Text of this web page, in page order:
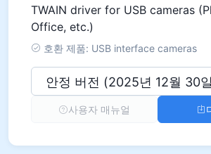
TWAIN driver for USB cameras
Office, etc.)
호환 제품: USB interface cameras
사용자 매뉴얼